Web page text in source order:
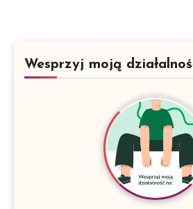
Wesprzyj moją